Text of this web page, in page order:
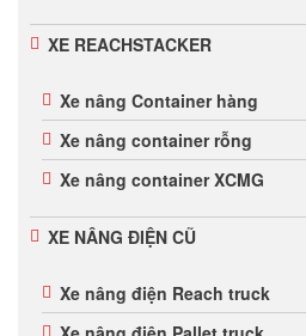
XE REACHSTACKER
Xe nâng Container hàng
Xe nâng container rỗng
Xe nâng container XCMG
XE NÂNG ĐIỆN CŨ
Xe nâng điện Reach truck